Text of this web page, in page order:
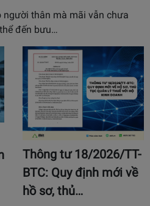
thân mà mãi vẫn chưa
đến bưu…
Thông tư 18/2026/TT-
BTC: Quy định mới về
hồ sơ, thủ…